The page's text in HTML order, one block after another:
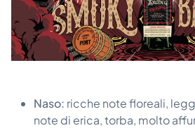
Naso: ricche note floreali,
note di erica, torba, molto